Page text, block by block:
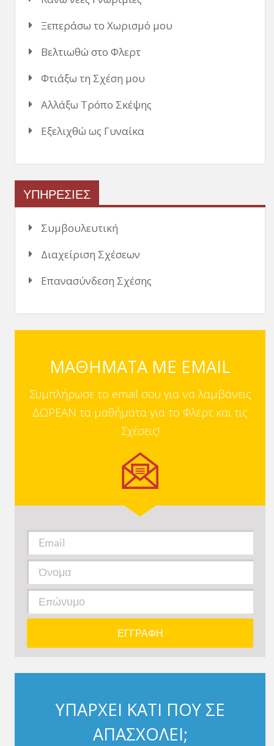
Ξεπεράσω το Χωρισμό μου
Βελτιωθώ στο Φλερτ
Φτιάξω τη Σχέση μου
Αλλάξω Τρόπο Σκέψης
Εξελιχθώ ως Γυναίκα
ΥΠΗΡΕΣΙΕΣ
Συμβουλευτική
Διαχείριση Σχέσεων
Επανασύνδεση Σχέσης
ΜΑΘΗΜΑΤΑ ΜΕ EMAIL
Συμπλήρωσε το email σου για να λαμβάνεις
ΔΩΡΕΑΝ τα μαθήματα για το Φλερτ και τις
Σχέσεις!
ΥΠΑΡΧΕΙ ΚΑΤΙ ΠΟΥ ΣΕ
ΑΠΑΣΧΟΛΕΙ;